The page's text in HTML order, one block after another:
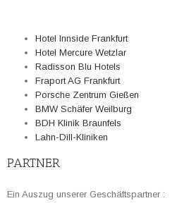
Hotel Innside Frankfurt
Hotel Mercure Wetzlar
Radisson Blu Hotels
Fraport AG Frankfurt
Porsche Zentrum Gießen
BMW Schäfer Weilburg
BDH Klinik Braunfels
Lahn-Dill-Kliniken
PARTNER
Ein Auszug unserer Geschäftspartner :